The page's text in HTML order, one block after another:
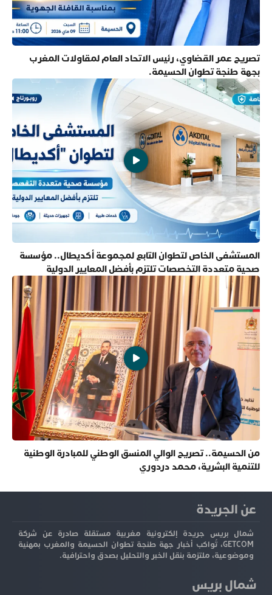
تصريح عمر القضاوي، رئيس الاتحاد العام لمقاولات المغرب
بجهة طنجة تطوان الحسيمة.
المستشفى الخاص لتطوان التابع لمجموعة أكديطال.. مؤسسة
صحية متعددة التخصصات تلتزم بأفضل المعايير الدولية
من الحسيمة.. تصريح الوالي المنسق الوطني للمبادرة الوطنية
للتنمية البشرية، محمد دردوري
عن الجريدة
شمال بريس جريدة إلكترونية مغربية مستقلة صادرة عن شركة
GETCOM، تُواكب أخبار جهة طنجة تطوان الحسيمة والمغرب بمهنية
وموضوعية، ملتزمة بنقل الخبر والتحليل بصدق واحترافية.
شمال بريس